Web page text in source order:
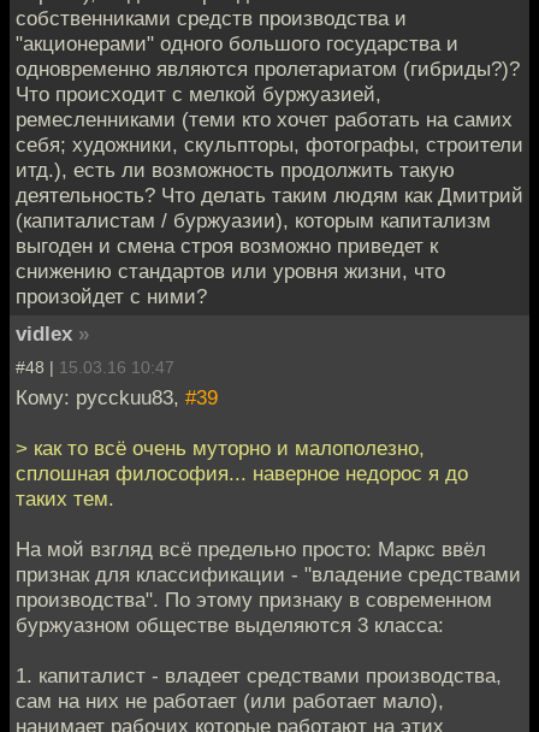
собственниками средств производства и
"акционерами" одного большого государства и
одновременно являются пролетариатом (гибриды?)?
Что происходит с мелкой буржуазией,
ремесленниками (теми кто хочет работать на самих
себя; художники, скульпторы, фотографы, строители
итд.), есть ли возможность продолжить такую
деятельность? Что делать таким людям как Дмитрий
(капиталистам / буржуазии), которым капитализм
выгоден и смена строя возможно приведет к
снижению стандартов или уровня жизни, что
произойдет с ними?
vidlex »
#48 | 15.03.16 10:47
Кому: pycckuu83, #39
> как то всё очень муторно и малополезно,
сплошная философия... наверное недорос я до
таких тем.
На мой взгляд всё предельно просто: Маркс ввёл
признак для классификации - "владение средствами
производства". По этому признаку в современном
буржуазном обществе выделяются 3 класса:
1. капиталист - владеет средствами производства,
сам на них не работает (или работает мало),
нанимает рабочих которые работают на этих